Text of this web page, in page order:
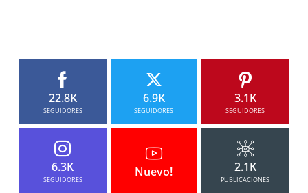
22.8K
SEGUIDORES
6.9K
SEGUIDORES
3.1K
SEGUIDORES
6.3K
SEGUIDORES
Nuevo! 2.1K
PUBLICACIONES